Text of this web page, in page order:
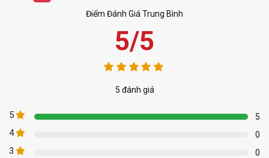
Điểm Đánh Giá Trung Bình
5/5
5 đánh giá
5 5
4 0
3 0